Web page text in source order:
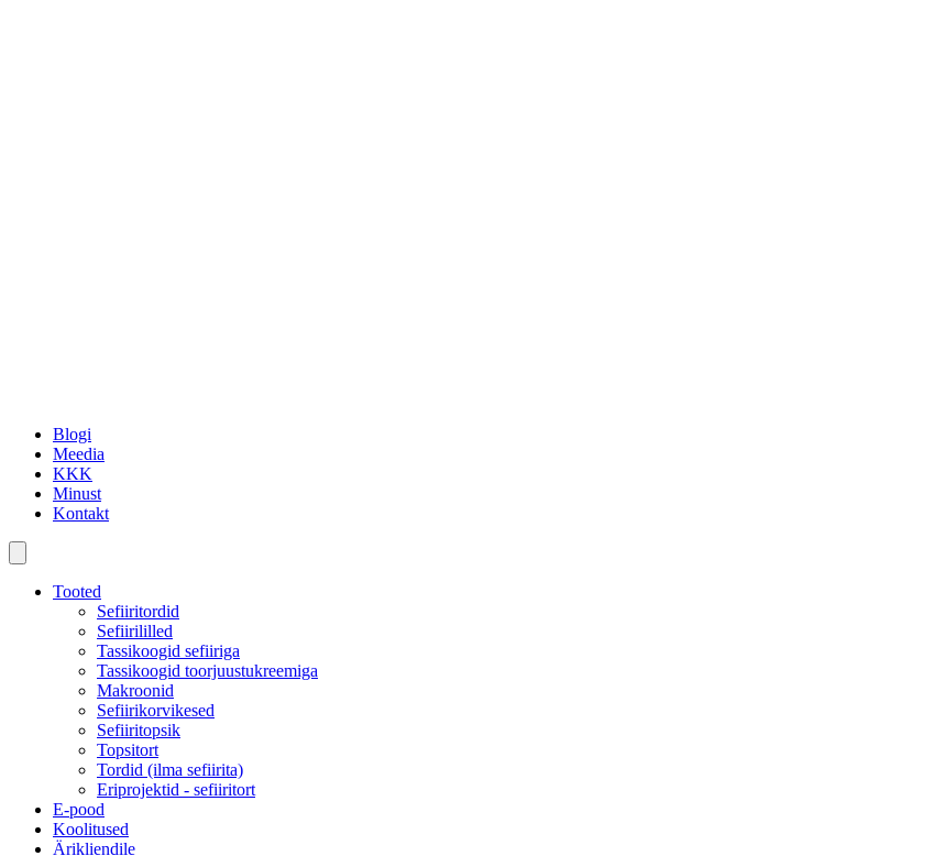
Blogi
Meedia
KKK
Minust
Kontakt
Tooted
Sefiiritordid
Sefiirililled
Tassikoogid sefiiriga
Tassikoogid toorjuustukreemiga
Makroonid
Sefiirikorvikesed
Sefiiritopsik
Topsitort
Tordid (ilma sefiirita)
Eriprojektid - sefiiritort
E-pood
Koolitused
Ärikliendile